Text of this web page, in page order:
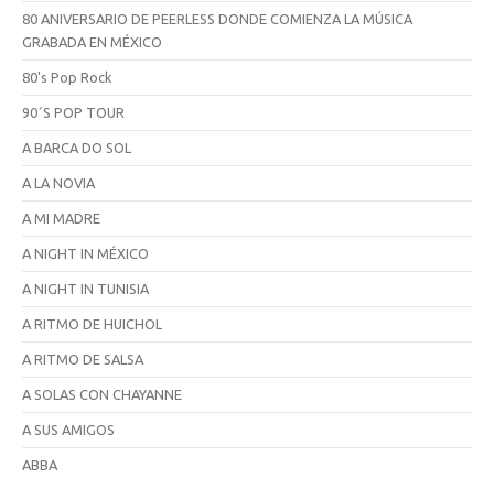
80 ANIVERSARIO DE PEERLESS DONDE COMIENZA LA MÚSICA
GRABADA EN MÉXICO
80's Pop Rock
90´S POP TOUR
A BARCA DO SOL
A LA NOVIA
A MI MADRE
A NIGHT IN MÉXICO
A NIGHT IN TUNISIA
A RITMO DE HUICHOL
A RITMO DE SALSA
A SOLAS CON CHAYANNE
A SUS AMIGOS
ABBA